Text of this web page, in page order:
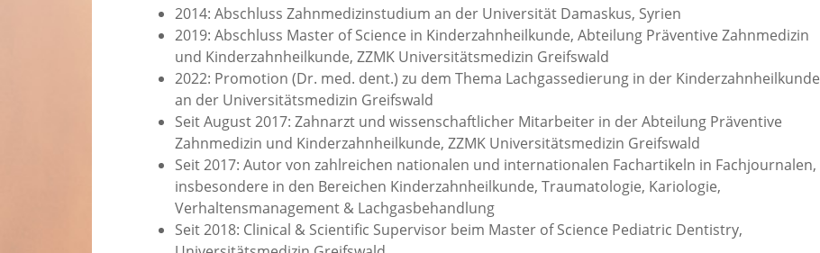
2014: Abschluss Zahnmedizinstudium an der Universität Damaskus, Syrien
2019: Abschluss Master of Science in Kinderzahnheilkunde, Abteilung Präventive Zahnmedizin
und Kinderzahnheilkunde, ZZMK Universitätsmedizin Greifswald
2022: Promotion (Dr. med. dent.) zu dem Thema Lachgassedierung in der Kinderzahnheilkunde
an der Universitätsmedizin Greifswald
Seit August 2017: Zahnarzt und wissenschaftlicher Mitarbeiter in der Abteilung Präventive
Zahnmedizin und Kinderzahnheilkunde, ZZMK Universitätsmedizin Greifswald
Seit 2017: Autor von zahlreichen nationalen und internationalen Fachartikeln in Fachjournalen,
insbesondere in den Bereichen Kinderzahnheilkunde, Traumatologie, Kariologie,
Verhaltensmanagement & Lachgasbehandlung
Seit 2018: Clinical & Scientific Supervisor beim Master of Science Pediatric Dentistry,